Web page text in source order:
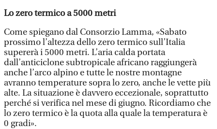
Lo zero termico a 5000 metri
Come spiegano dal Consorzio Lamma, «Sabato
prossimo l’altezza dello zero termico sull’Italia
supererà i 5000 metri. L’aria calda portata
dall’anticiclone subtropicale africano raggiungerà
anche l’arco alpino e tutte le nostre montagne
avranno temperature sopra lo zero, anche le vette più
alte. La situazione è davvero eccezionale, soprattutto
perché si verifica nel mese di giugno. Ricordiamo che
lo zero termico è la quota alla quale la temperatura è
0 gradi».